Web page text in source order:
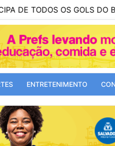
OS GOLS DO BAHIA NO
ENTRETENIMENTO